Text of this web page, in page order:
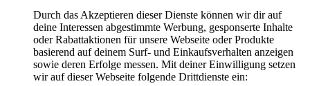
Durch das Akzeptieren dieser Dienste können wir dir auf
deine Interessen abgestimmte Werbung, gesponserte Inhalte
oder Rabattaktionen für unsere Webseite oder Produkte
basierend auf deinem Surf- und Einkaufsverhalten anzeigen
sowie deren Erfolge messen. Mit deiner Einwilligung setzen
wir auf dieser Webseite folgende Drittdienste ein: